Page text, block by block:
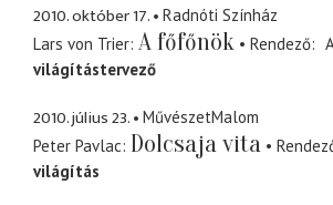
2010. október 17.
Radnóti Színház
Lars von Trier A főfőnök Rendező
világítástervező
2010. július 23.
MűvészetMalom
Peter Pavlac Dolcsaja vita
világítás